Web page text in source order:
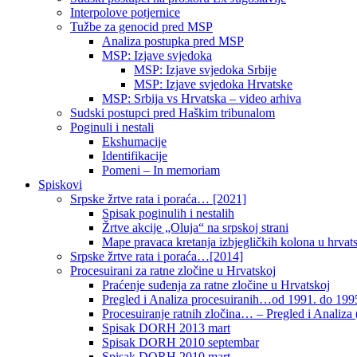
Interpolove potjernice
Tužbe za genocid pred MSP
Analiza postupka pred MSP
MSP: Izjave svjedoka
MSP: Izjave svjedoka Srbije
MSP: Izjave svjedoka Hrvatske
MSP: Srbija vs Hrvatska – video arhiva
Sudski postupci pred Haškim tribunalom
Poginuli i nestali
Ekshumacije
Identifikacije
Pomeni – In memoriam
Spiskovi
Srpske žrtve rata i poraća… [2021]
Spisak poginulih i nestalih
Žrtve akcije „Oluja“ na srpskoj strani
Mape pravaca kretanja izbjegličkih kolona u
Srpske žrtve rata i poraća…[2014]
Procesuirani za ratne zločine u Hrvatskoj
Praćenje suđenja za ratne zločine u Hrvatskoj
Pregled i Analiza procesuiranih…od 1991. do
Procesuiranje ratnih zločina… – Pregled i Analiza
Spisak DORH 2013 mart
Spisak DORH 2010 septembar